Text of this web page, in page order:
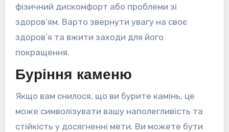
фізичний дискомфорт або проблеми зі
здоров’ям. Варто звернути увагу на своє
здоров’я та вжити заходи для його
покращення.
Буріння каменю
Якщо вам снилося, що ви бурите камінь, це
може символізувати вашу наполегливість та
стійкість у досягненні мети. Ви можете бути